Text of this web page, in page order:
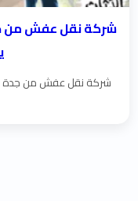
شركة نقل عفش من جدة